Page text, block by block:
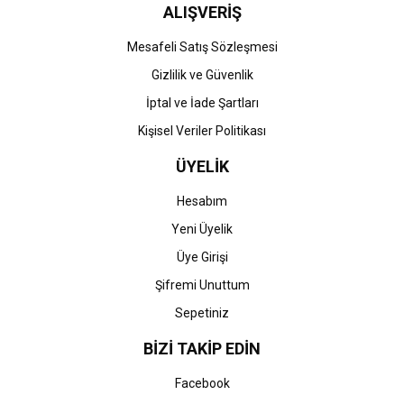
ALIŞVERİŞ
Mesafeli Satış Sözleşmesi
Gizlilik ve Güvenlik
İptal ve İade Şartları
Kişisel Veriler Politikası
ÜYELİK
Hesabım
Yeni Üyelik
Üye Girişi
Şifremi Unuttum
Sepetiniz
BİZİ TAKİP EDİN
Facebook